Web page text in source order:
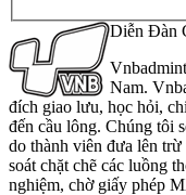
Diễn Đàn
Nam.
đích giao lưu, học hỏi,
đến cầu lông. Chúng tôi
do thành viên đưa lên
soát chặt chẽ các luồng
nghiệm, chờ giấy phép